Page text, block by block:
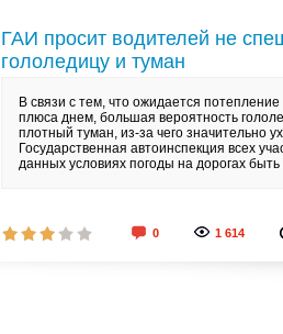
ГАИ просит водителей не
гололедицу и туман
В связи с тем, что ожидается
плюса днем, большая вероятность
плотный туман, из-за чего значительно
Государственная автоинспекция всех
данных условиях погоды на дорогах быть
0 1 614